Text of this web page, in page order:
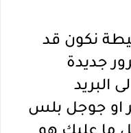
نكون قد
جديدة
البريد
او جوجل بلس